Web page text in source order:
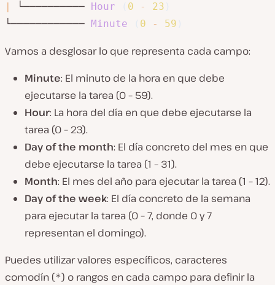
|
└────────── Hour 0 - 23
└──────────── Minute 0 - 59
Vamos a desglosar lo que representa cada campo:
Minute: El minuto de la hora en que debe
ejecutarse la tarea (0 – 59).
Hour: La hora del día en que debe ejecutarse la
tarea (0 – 23).
Day of the month: El día concreto del mes en que
debe ejecutarse la tarea (1 – 31).
Month: El mes del año para ejecutar la tarea (1 – 12).
Day of the week: El día concreto de la semana
para ejecutar la tarea (0 – 7, donde 0 y 7
representan el domingo).
Puedes utilizar valores específicos, caracteres
comodín (*) o rangos en cada campo para definir la